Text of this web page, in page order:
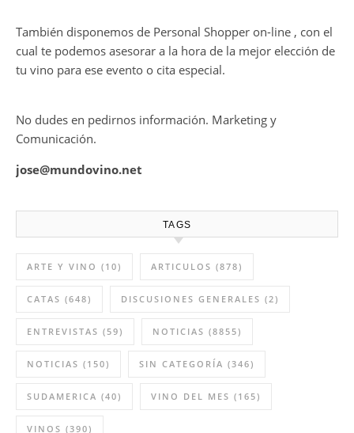
También disponemos de Personal Shopper on-line , con el
cual te podemos asesorar a la hora de la mejor elección de
tu vino para ese evento o cita especial.
No dudes en pedirnos información. Marketing y
Comunicación.
jose@mundovino.net
TAGS
ARTE Y VINO (10) ARTICULOS (878)
CATAS (648) DISCUSIONES GENERALES (2)
ENTREVISTAS (59) NOTICIAS (8855)
NOTICIAS (150) SIN CATEGORÍA (346)
SUDAMERICA (40) VINO DEL MES (165)
VINOS (390)